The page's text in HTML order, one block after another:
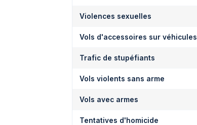
Violences sexuelles
Vols d'accessoires sur véhicules
Trafic de stupéfiants
Vols violents sans arme
Vols avec armes
Tentatives d'homicide